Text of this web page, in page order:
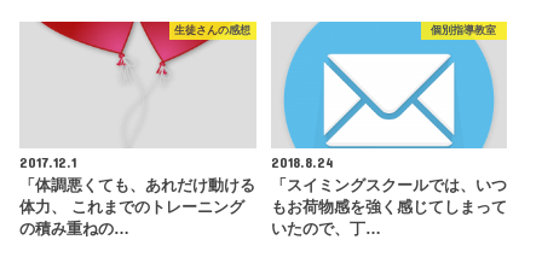
生徒さんの感想
2017.12.1
「体調悪くても、あれだけ動ける
体力、 これまでのトレーニング
の積み重ねの…
個別指導教室
2018.8.24
「スイミングスクールでは、いつ
もお荷物感を強く感じてしまって
いたので、丁…